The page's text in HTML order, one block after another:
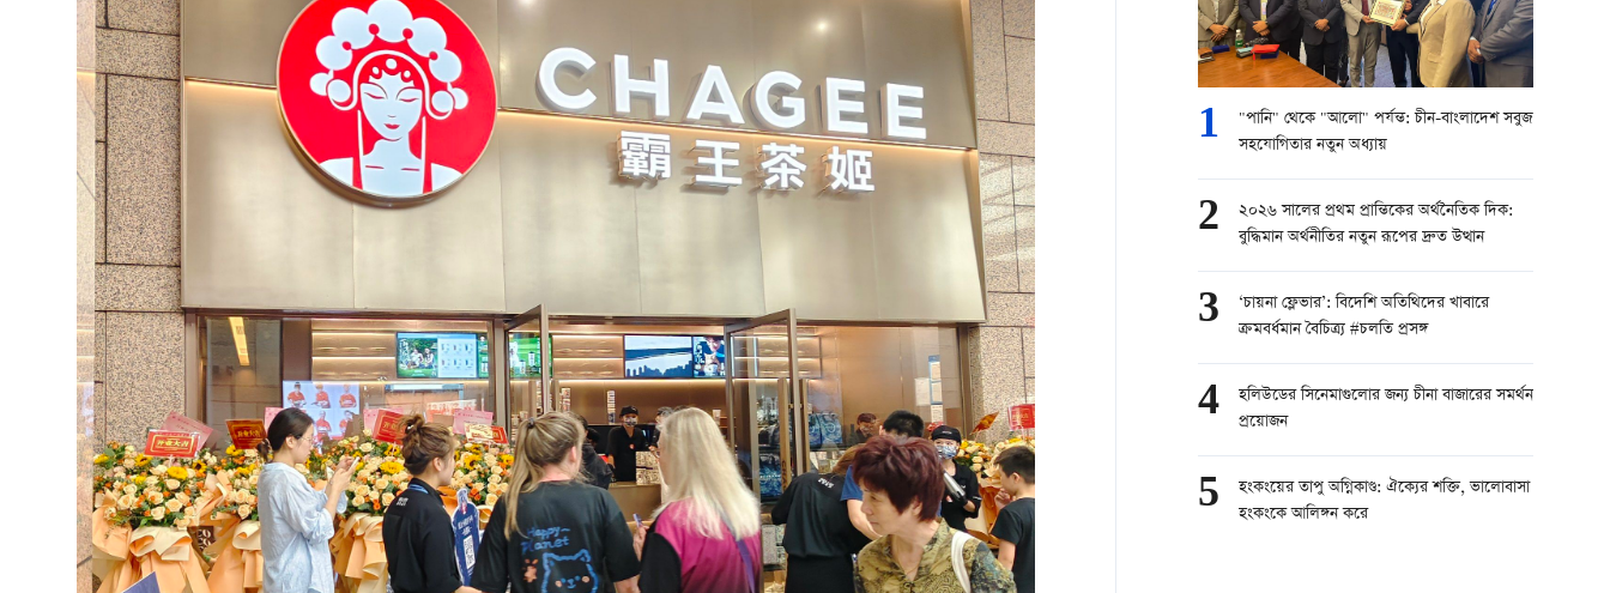
1
"পানি" থেকে "আলো" পর্যন্ত: চীন-বাংলাদেশ সবুজ
সহযোগিতার নতুন অধ্যায়
2
২০২৬ সালের প্রথম প্রান্তিকের অর্থনৈতিক দিক:
বুদ্ধিমান অর্থনীতির নতুন রূপের দ্রুত উত্থান
3
‘চায়না ফ্লেভার’: বিদেশি অতিথিদের খাবারে
ক্রমবর্ধমান বৈচিত্র্য #চলতি প্রসঙ্গ
4
হলিউডের সিনেমাগুলোর জন্য চীনা বাজারের সমর্থন
প্রয়োজন
5
হংকংয়ের তাপু অগ্নিকাণ্ড: ঐক্যের শক্তি, ভালোবাসা
হংকংকে আলিঙ্গন করে